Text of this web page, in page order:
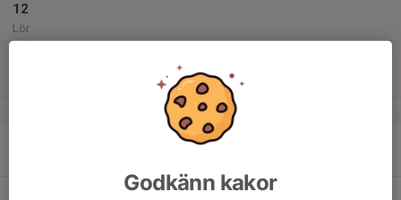
12
Lör
v.51
Godkänn kakor